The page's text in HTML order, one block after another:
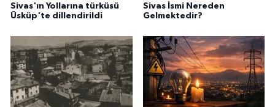
Sivas'ın Yollarına türküsü
Üsküp'te dillendirildi
Sivas İsmi Nereden
Gelmektedir?